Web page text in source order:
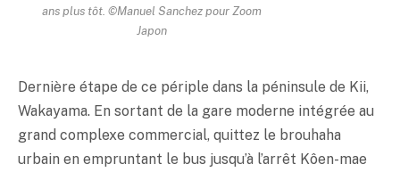
ans plus tôt. ©Manuel Sanchez pour Zoom
Japon
Dernière étape de ce périple dans la péninsule de Kii,
Wakayama. En sortant de la gare moderne intégrée au
grand complexe commercial, quittez le brouhaha
urbain en empruntant le bus jusqu’à l’arrêt Kôen-mae